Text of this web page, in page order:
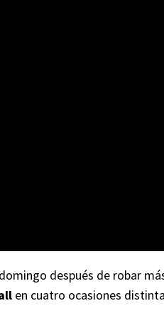
después de robar
en cuatro ocasiones